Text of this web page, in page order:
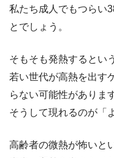
私たち成人でもつらい
とでしょう。
そもそも発熱するとい
若い世代が高熱を出す
らない可能性がありま
そうして現れるのが「
高齢者の微熱が怖いと